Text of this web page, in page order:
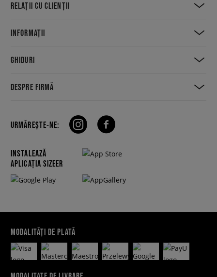
RELAȚII CU CLIENȚII
INFORMAȚII
GHIDURI
DESPRE FIRMĂ
URMĂREȘTE-NE:
INSTALEAZĂ
APLICAȚIA SIZEER
MODALITĂȚI DE PLATĂ